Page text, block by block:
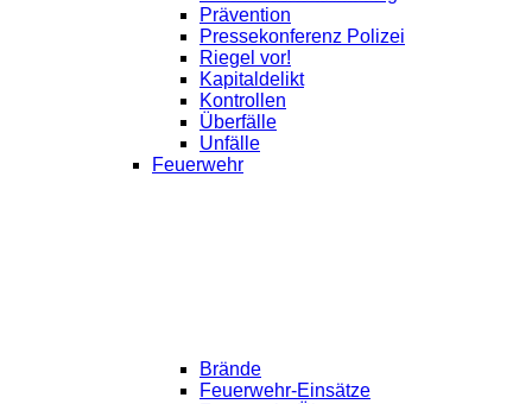
Prävention
Pressekonferenz Polizei
Riegel vor!
Kapitaldelikt
Kontrollen
Überfälle
Unfälle
Feuerwehr
Brände
Feuerwehr-Einsätze